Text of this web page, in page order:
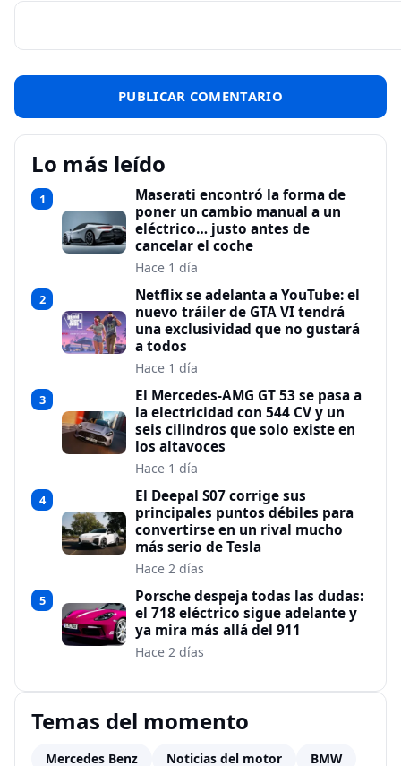
Lo más leído
1
Maserati encontró la forma de
poner un cambio manual a un
eléctrico… justo antes de
cancelar el coche
Hace 1 día
2
Netflix se adelanta a YouTube: el
nuevo tráiler de GTA VI tendrá
una exclusividad que no gustará
a todos
Hace 1 día
3
El Mercedes-AMG GT 53 se pasa a
la electricidad con 544 CV y un
seis cilindros que solo existe en
los altavoces
Hace 1 día
4
El Deepal S07 corrige sus
principales puntos débiles para
convertirse en un rival mucho
más serio de Tesla
Hace 2 días
5
Porsche despeja todas las dudas:
el 718 eléctrico sigue adelante y
ya mira más allá del 911
Hace 2 días
Temas del momento
Mercedes Benz Noticias del motor BMW